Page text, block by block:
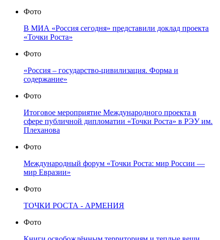
Фото
В МИА «Россия сегодня» представили доклад проекта
«Точки Роста»
Фото
«Россия – государство-цивилизация. Форма и
содержание»
Фото
Итоговое мероприятие Международного проекта в
сфере публичной дипломатии «Точки Роста» в РЭУ им.
Плеханова
Фото
Международный форум «Точки Роста: мир России —
мир Евразии»
Фото
ТОЧКИ РОСТА - АРМЕНИЯ
Фото